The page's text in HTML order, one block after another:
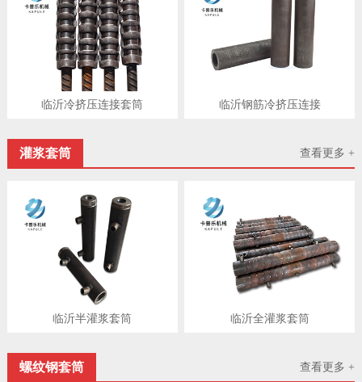
临沂冷挤压连接套筒 临沂钢筋冷挤压连接
查看更多 +
灌浆套筒
临沂半灌浆套筒 临沂​全灌浆套筒
查看更多 +
螺纹钢套筒